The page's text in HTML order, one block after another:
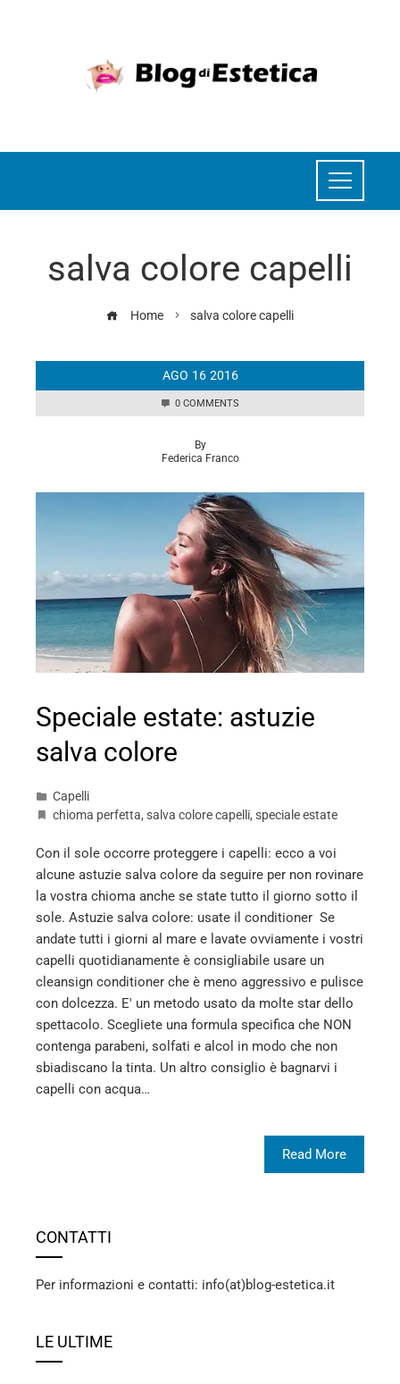
salva colore capelli
Home salva colore capelli
AGO 16 2016
0 COMMENTS
By
Federica Franco
Speciale estate: astuzie
salva colore
Capelli
chioma perfetta, salva colore capelli, speciale estate
Con il sole occorre proteggere i capelli: ecco a voi
alcune astuzie salva colore da seguire per non rovinare
la vostra chioma anche se state tutto il giorno sotto il
sole. Astuzie salva colore: usate il conditioner Se
andate tutti i giorni al mare e lavate ovviamente i vostri
capelli quotidianamente è consigliabile usare un
cleansign conditioner che è meno aggressivo e pulisce
con dolcezza. E' un metodo usato da molte star dello
spettacolo. Scegliete una formula specifica che NON
contenga parabeni, solfati e alcol in modo che non
sbiadiscano la tinta. Un altro consiglio è bagnarvi i
capelli con acqua…
Read More
CONTATTI
Per informazioni e contatti: info(at)blog-estetica.it
LE ULTIME